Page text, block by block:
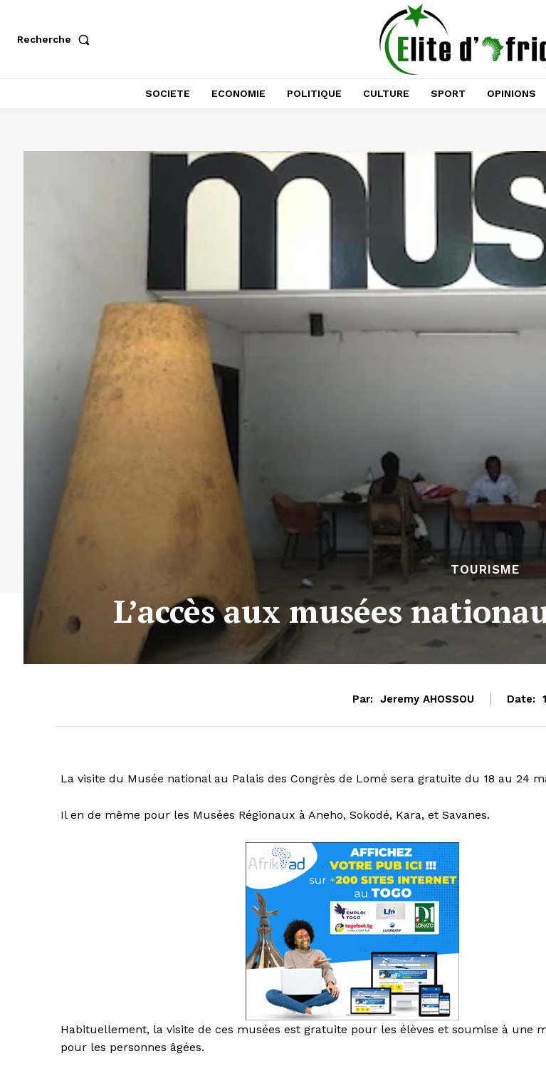
Recherche
SOCIETE ECONOMIE POLITIQUE CULTURE SPORT OPINIONS
TOURISME
L’accès aux musées
Par: Jeremy AHOSSOU Date:
La visite du Musée national au Palais des Congrès de Lomé sera gratuite du 18 au 24
Il en de même pour les Musées Régionaux à Aneho, Sokodé, Kara, et Savanes.
Habituellement, la visite de ces musées est gratuite pour les élèves et soumise à une
pour les personnes âgées.